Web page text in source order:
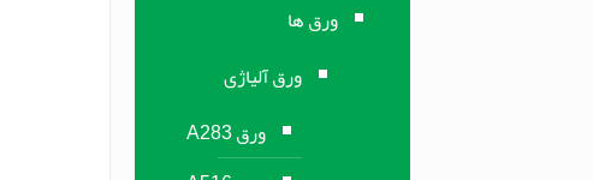
ورق ها
ورق آلیاژی
ورق A283